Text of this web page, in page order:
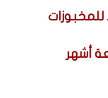
أشهر